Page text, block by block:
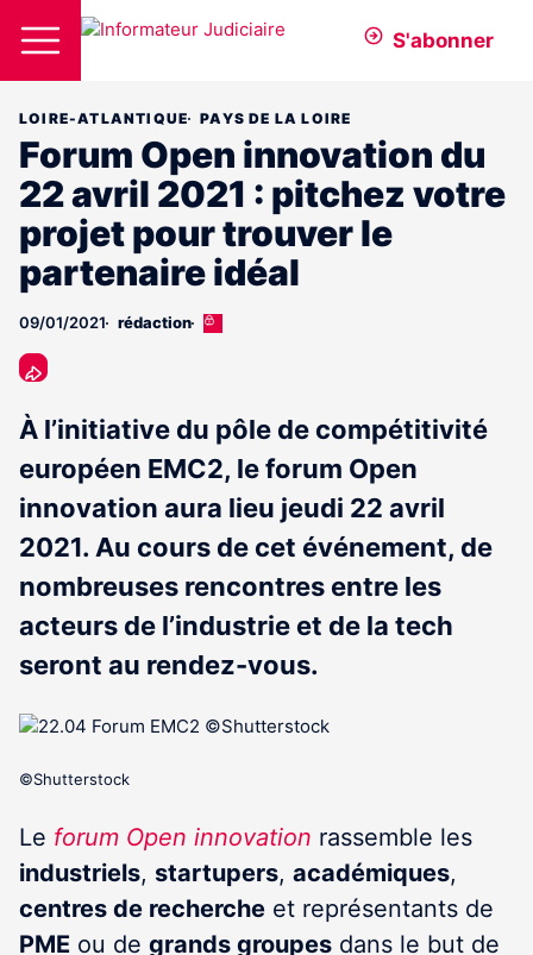
S'abonner
LOIRE-ATLANTIQUE PAYS DE LA LOIRE
Forum Open innovation du
22 avril 2021 : pitchez votre
projet pour trouver le
partenaire idéal
09/01/2021 rédaction
Cet
abonnés
À l’initiative du pôle de compétitivité
européen EMC2, le forum Open
innovation aura lieu jeudi 22 avril
2021. Au cours de cet événement, de
nombreuses rencontres entre les
acteurs de l’industrie et de la tech
seront au rendez-vous.
©Shutterstock
Le forum Open innovation rassemble les
industriels, startupers, académiques,
centres de recherche et représentants de
PME ou de grands groupes dans le but de